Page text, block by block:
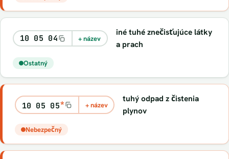
10 05 04 + název
iné tuhé znečisťujúce látky
a prach
Ostatný
10 05 05* + název
tuhý odpad z čistenia
plynov
Nebezpečný